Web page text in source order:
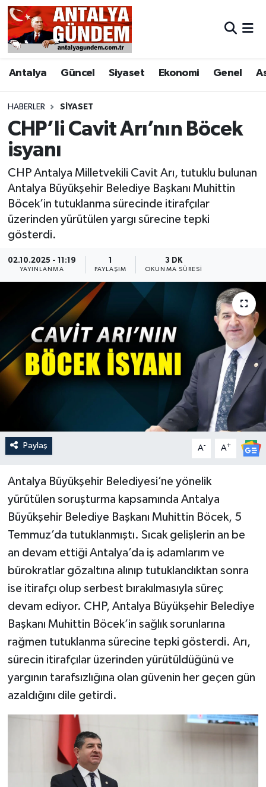
Antalya Güncel Siyaset Ekonomi Genel
HABERLER SIYASET
CHP’li Cavit Arı’nın Böcek
isyanı
CHP Antalya Milletvekili Cavit Arı, tutuklu bulunan
Antalya Büyükşehir Belediye Başkanı Muhittin
Böcek’in tutuklanma sürecinde itirafçılar
üzerinden yürütülen yargı sürecine tepki
gösterdi.
02.10.2025 - 11:19
YAYINLANMA
1
PAYLAŞIM
3 DK
OKUNMA SÜRESI
Paylaş A- A+
Antalya Büyükşehir Belediyesi’ne yönelik
yürütülen soruşturma kapsamında Antalya
Büyükşehir Belediye Başkanı Muhittin Böcek, 5
Temmuz’da tutuklanmıştı. Sıcak gelişlerin an be
an devam ettiği Antalya’da iş adamlarım ve
bürokratlar gözaltına alınıp tutuklandıktan sonra
ise itirafçı olup serbest bırakılmasıyla süreç
devam ediyor. CHP, Antalya Büyükşehir Belediye
Başkanı Muhittin Böcek’in sağlık sorunlarına
rağmen tutuklanma sürecine tepki gösterdi. Arı,
sürecin itirafçılar üzerinden yürütüldüğünü ve
yargının tarafsızlığına olan güvenin her geçen gün
azaldığını dile getirdi.
Antalya
Asayiş
Bilim & Teknoloji
Bölge
EĞİTİM
Ekonomi
Genel
Görüntülü Haber
Kültür & Sanat
Magazin
Resmi İlan
Siyaset
Antalya Nöbetçi Eczaneler
Antalya Hava Durumu
Antalya Namaz Vakitleri
Antalya Trafik Yoğunluk Haritası
Süper Lig Puan Durumu ve Fikstür
Tüm Manşetler
Son Dakika Haberleri
Haber Arşivi